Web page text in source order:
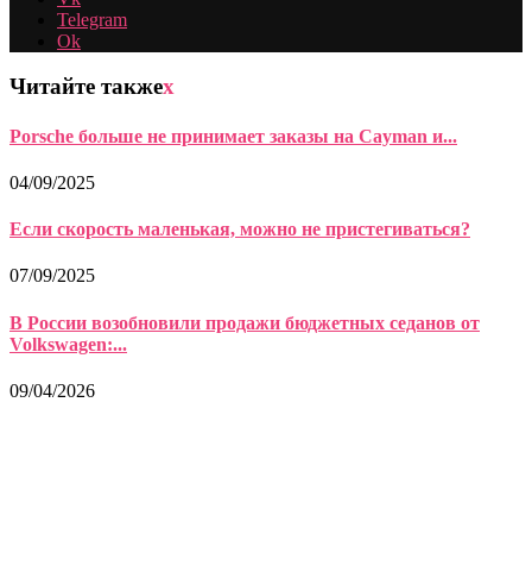
Telegram
Ok
Читайте такжеx
Porsche больше не принимает заказы на Cayman и...
04/09/2025
Если скорость маленькая, можно не пристегиваться?
07/09/2025
В России возобновили продажи бюджетных седанов от
Volkswagen:...
09/04/2026